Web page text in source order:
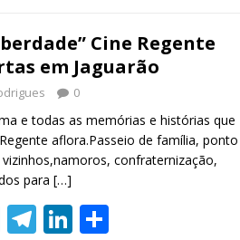
e
n
g
er
gr
a
m
e
dI
n
e
Cine Regente
em Jaguarão
0
e todas as memórias e histórias que
aflora.Passeio de família, ponto
confraternização,
para […]
M T Li